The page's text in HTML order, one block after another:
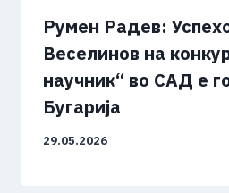
Румен Радев:
Веселинов на
научник“ во САД е
Бугарија
29.05.2026